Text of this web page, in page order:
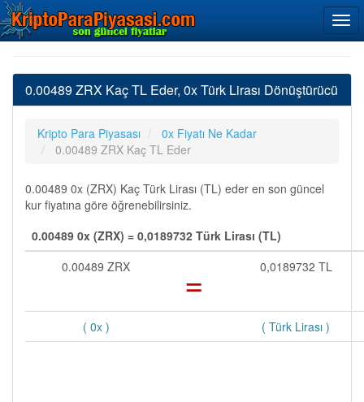
0.00489 ZRX Kaç TL Eder, 0x Türk Lirası Dönüştürücü
Kripto Para Piyasası
0x Fiyatı Ne Kadar
0.00489 ZRX Kaç TL Eder
0.00489 0x (ZRX) Kaç Türk Lirası (TL) eder en son güncel
kur fiyatına göre öğrenebilirsiniz.
0.00489 0x (ZRX) = 0,0189732 Türk Lirası (TL)
0.00489 ZRX
= 0,0189732 TL
( 0x ) ( Türk Lirası )